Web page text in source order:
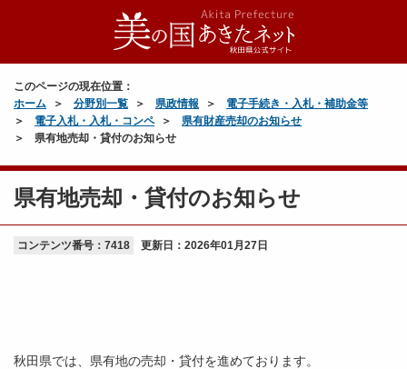
このページの現在位置：
ホーム
分野別一覧 県政情報
電子手続き・入札・補助金等
電子入札・入札・コンペ
県有財産売却のお知らせ
県有地売却・貸付のお知らせ
県有地売却・貸付のお知らせ
コンテンツ番号：7418 更新日： 2026年01月27日
秋田県では、県有地の売却・貸付を進めております。